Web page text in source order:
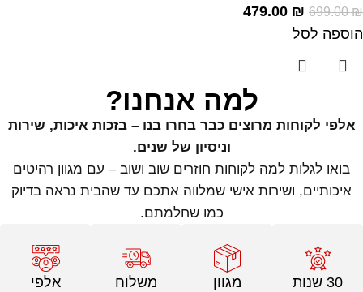
699.00₪
479.00 ₪
הוספה לסל
למה אנחנו?
אלפי לקוחות מרוצים כבר בחרו בנו – בזכות איכות, שירות
וניסיון של שנים.
בואו לגלות למה לקוחות חוזרים שוב ושוב – עם מגוון רהיטים
איכותיים, ושירות אישי שמלווה אתכם עד שהבית נראה בדיוק
כמו שחלמתם.
30 שנות
מגוון
משלוח
אלפי